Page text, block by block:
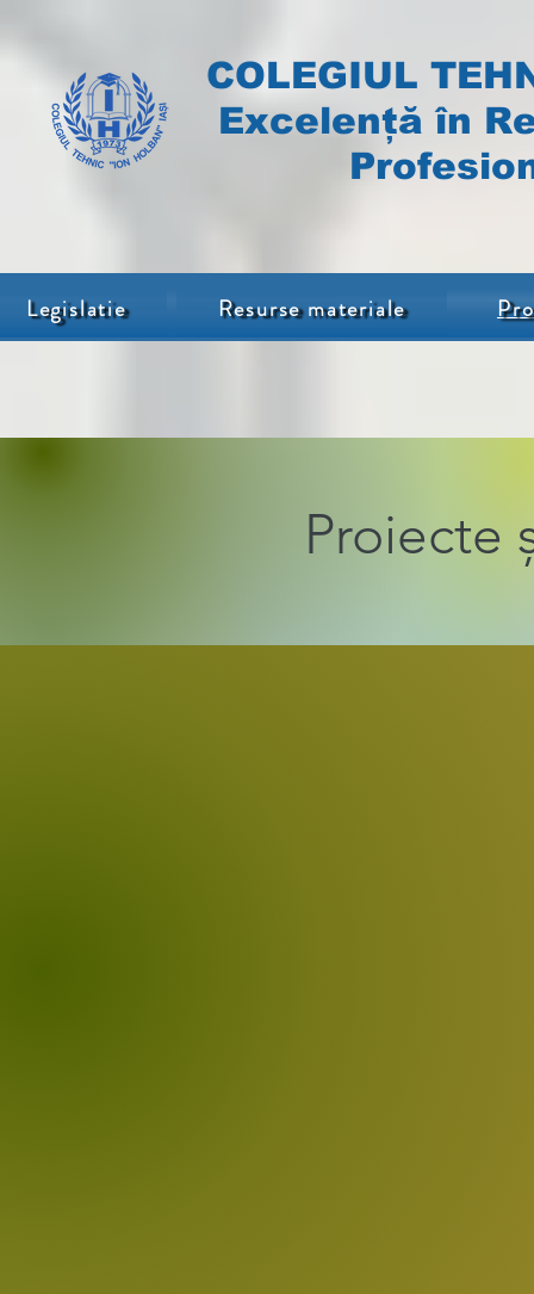
COLEGIUL
Excelență în
Legislatie Resurse materiale
Proiecte